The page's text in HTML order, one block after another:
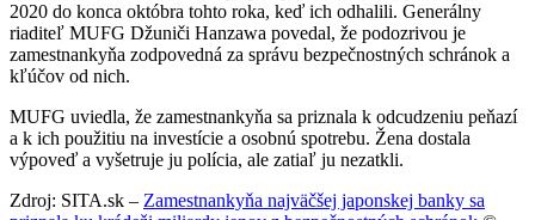
2020 do konca októbra tohto roka, keď ich odhalili. Generálny
riaditeľ MUFG Džuniči Hanzawa povedal, že podozrivou je
zamestnankyňa zodpovedná za správu bezpečnostných schránok a
kľúčov od nich.
MUFG uviedla, že zamestnankyňa sa priznala k odcudzeniu peňazí
a k ich použitiu na investície a osobnú spotrebu. Žena dostala
výpoveď a vyšetruje ju polícia, ale zatiaľ ju nezatkli.
Zdroj: SITA.sk – Zamestnankyňa najväčšej japonskej banky sa